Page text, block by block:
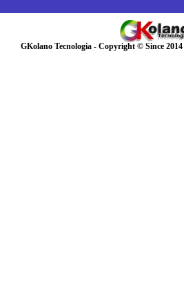
GKolano Tecnologia - Copyright © Since 2014